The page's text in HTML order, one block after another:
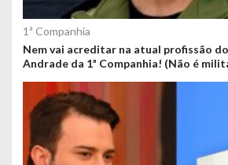
1ª Companhia
Nem vai acreditar na atual profissão
Andrade da 1ª Companhia! (Não é